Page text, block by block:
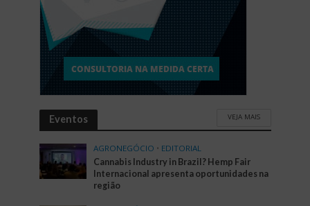
Eventos VEJA MAIS
AGRONEGÓCIO • EDITORIAL
Cannabis Industry in Brazil? Hemp Fair
Internacional apresenta oportunidades na
região